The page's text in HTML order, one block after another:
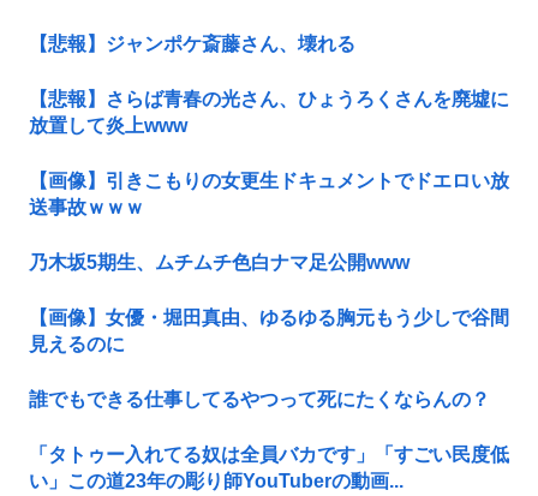
【悲報】ジャンポケ斎藤さん、壊れる
【悲報】さらば青春の光さん、ひょうろくさんを廃墟に
放置して炎上www
【画像】引きこもりの女更生ドキュメントでドエロい放
送事故ｗｗｗ
乃木坂5期生、ムチムチ色白ナマ足公開www
【画像】女優・堀田真由、ゆるゆる胸元もう少しで谷間
見えるのに
誰でもできる仕事してるやつって死にたくならんの？
「タトゥー入れてる奴は全員バカです」「すごい民度低
い」この道23年の彫り師YouTuberの動画...